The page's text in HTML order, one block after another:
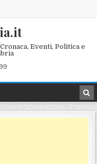
Eventi, Politica e